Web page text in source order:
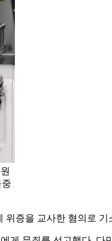
증을 교사한 혐의로